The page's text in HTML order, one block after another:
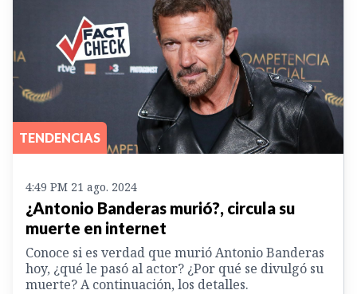
TENDENCIAS
4:49 PM 21 ago. 2024
¿Antonio Banderas murió?, circula su
muerte en internet
Conoce si es verdad que murió Antonio Banderas
hoy, ¿qué le pasó al actor? ¿Por qué se divulgó su
muerte? A continuación, los detalles.